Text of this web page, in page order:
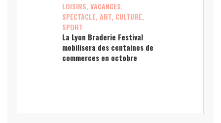
LOISIRS, VACANCES,
SPECTACLE, ART, CULTURE,
SPORT
La Lyon Braderie Festival
mobilisera des centaines de
commerces en octobre